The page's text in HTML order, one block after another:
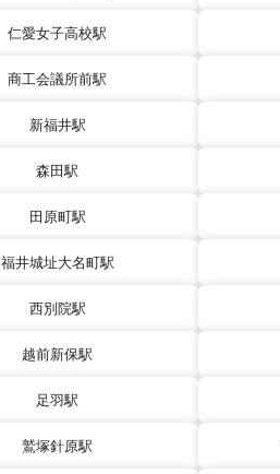
仁愛女子高校駅
商工会議所前駅
新福井駅
森田駅
田原町駅
福井城址大名町駅
西別院駅
越前新保駅
足羽駅
鷲塚針原駅